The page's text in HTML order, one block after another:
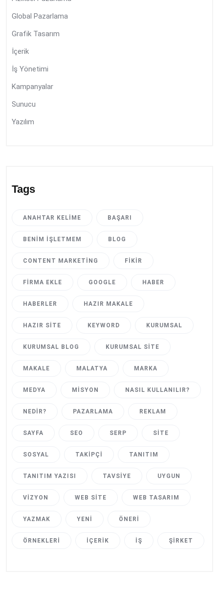
Global Pazarlama
Grafik Tasarım
İçerik
İş Yönetimi
Kampanyalar
Sunucu
Yazılım
Tags
ANAHTAR KELIME BAŞARI
BENIM İŞLETMEM BLOG
CONTENT MARKETING FIKIR
FIRMA EKLE GOOGLE HABER
HABERLER HAZIR MAKALE
HAZIR SITE KEYWORD KURUMSAL
KURUMSAL BLOG KURUMSAL SITE
MAKALE MALATYA MARKA
MEDYA MISYON NASIL KULLANILIR?
NEDIR? PAZARLAMA REKLAM
SAYFA SEO SERP SITE
SOSYAL TAKIPÇI TANITIM
TANITIM YAZISI TAVSIYE UYGUN
VIZYON WEB SITE WEB TASARIM
YAZMAK YENI ÖNERI
ÖRNEKLERI İÇERIK İŞ ŞIRKET